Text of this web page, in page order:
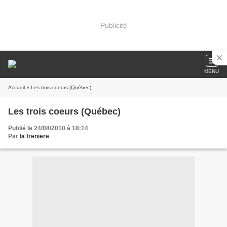
Publicité
MENU
Accueil » Les trois coeurs (Québec)
Les trois coeurs (Québec)
Publié le 24/08/2010 à 18:14
Par la freniere